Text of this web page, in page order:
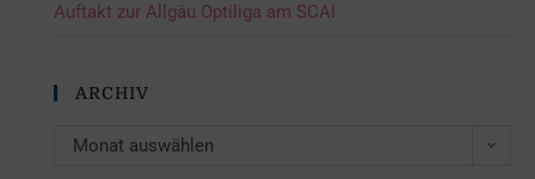
Auftakt zur Allgäu Optiliga am SCAI
ARCHIV
Monat auswählen